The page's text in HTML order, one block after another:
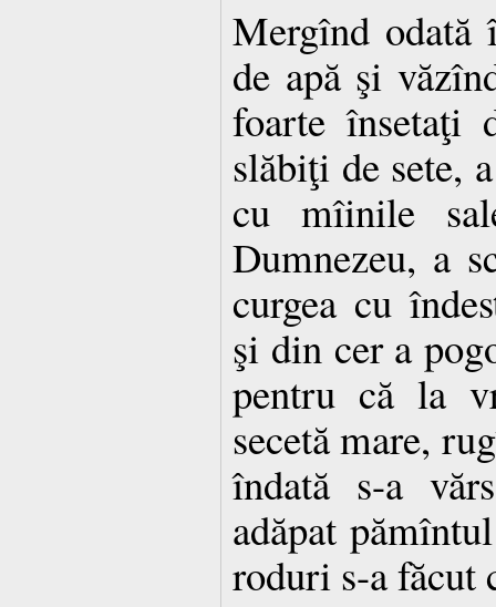
Mergînd
de apă şi
foarte însetaţi
slăbiţi de sete,
cu mîinile
Dumnezeu, a
curgea cu
şi din cer a
pentru că la
secetă mare,
îndată s-a
adăpat
roduri s-a făcut